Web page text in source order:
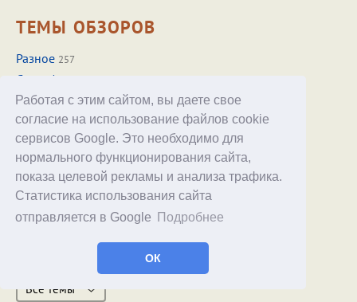
Работая с этим сайтом, вы даете свое
согласие на использование файлов cookie
сервисов Google. Это необходимо для
нормального функционирования сайта,
показа целевой рекламы и анализа трафика.
Статистика использования сайта
отправляется в Google
Подробнее
ОК
ТЕМЫ ОБЗОРОВ
Разное 257
Смартфоны
Наушники 79
Часы72
Планшеты60
Ридеры52
Бытовая техника47
Медиаплееры38
Видеорегистраторы33
27
Все темы